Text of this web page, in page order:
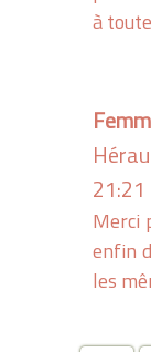
à
21:21
Merci
enfin
les